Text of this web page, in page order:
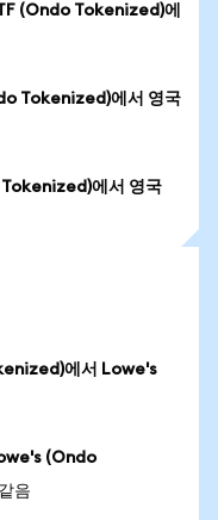
(Ondo Tokenized)에
Tokenized)에서 영국
에서 영국
에서 Lowe's
(Ondo
음